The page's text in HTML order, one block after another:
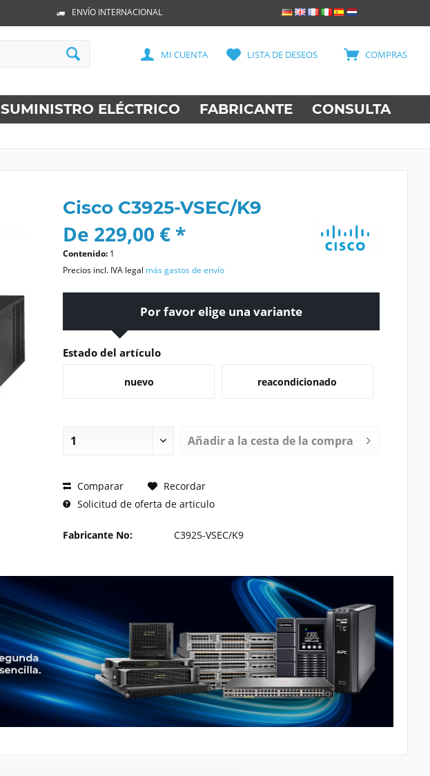
ENVÍO INTERNACIONAL
COMPRAS
LISTA DE DESEOS
MI CUENTA
SUMINISTRO ELÉCTRICO FABRICANTE CONSULTA
Cisco C3925-VSEC/K9
De 229,00 € *
Contenido: 1
Precios incl. IVA legal más gastos de envío
Por favor elige una variante
Estado del artículo
nuevo reacondicionado
Añadir a la cesta de la compra
SOLICITE UN PRECIO
Comparar
Recordar
Solicitud de oferta de articulo
Fabricante No: C3925-VSEC/K9